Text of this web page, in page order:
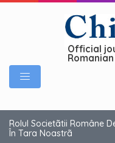
Official
Rolul Societãtii Române
În Tara Noastrã